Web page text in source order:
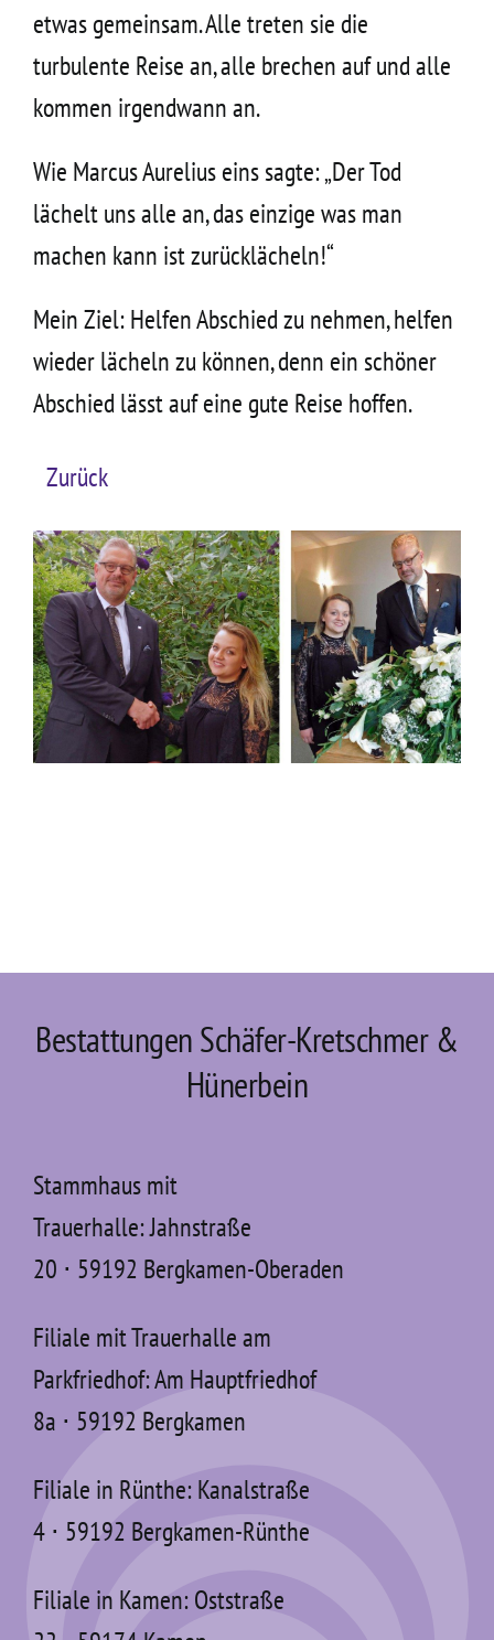
etwas gemeinsam. Alle treten sie die
turbulente Reise an, alle brechen auf und alle
kommen irgendwann an.
Wie Marcus Aurelius eins sagte: „Der Tod
lächelt uns alle an, das einzige was man
machen kann ist zurücklächeln!“
Mein Ziel: Helfen Abschied zu nehmen, helfen
wieder lächeln zu können, denn ein schöner
Abschied lässt auf eine gute Reise hoffen.
Zurück
Bestattungen Schäfer-Kretschmer &
Hünerbein
Stammhaus mit
Trauerhalle: Jahnstraße
20 ⋅ 59192 Bergkamen-Oberaden
Filiale mit Trauerhalle am
Parkfriedhof: Am Hauptfriedhof
8a ⋅ 59192 Bergkamen
Filiale in Rünthe: Kanalstraße
4 ⋅ 59192 Bergkamen-Rünthe
Filiale in Kamen: Oststraße